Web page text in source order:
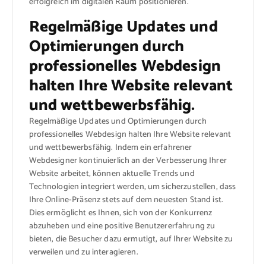
Regelmäßige Updates und
Optimierungen durch
professionelles Webdesign
halten Ihre Website relevant
und wettbewerbsfähig.
Regelmäßige Updates und Optimierungen durch
professionelles Webdesign halten Ihre Website relevant
und wettbewerbsfähig. Indem ein erfahrener
Webdesigner kontinuierlich an der Verbesserung Ihrer
Website arbeitet, können aktuelle Trends und
Technologien integriert werden, um sicherzustellen, dass
Ihre Online-Präsenz stets auf dem neuesten Stand ist.
Dies ermöglicht es Ihnen, sich von der Konkurrenz
abzuheben und eine positive Benutzererfahrung zu
bieten, die Besucher dazu ermutigt, auf Ihrer Website zu
verweilen und zu interagieren.